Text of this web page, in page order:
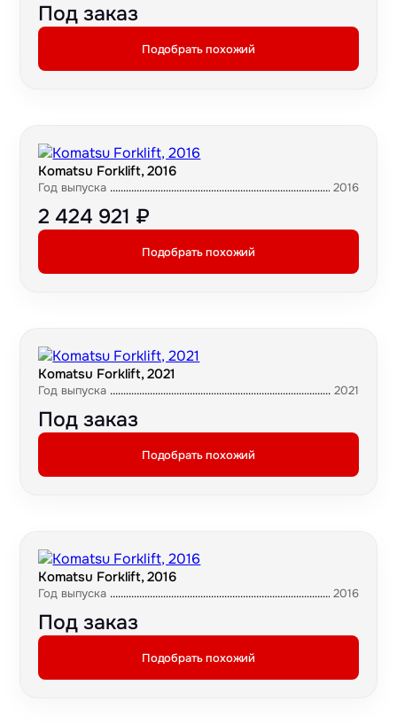
Под заказ
Подобрать похожий
Komatsu Forklift, 2016
Год выпуска 2016
2 424 921 ₽
Подобрать похожий
Komatsu Forklift, 2021
Год выпуска 2021
Под заказ
Подобрать похожий
Komatsu Forklift, 2016
Год выпуска 2016
Под заказ
Подобрать похожий